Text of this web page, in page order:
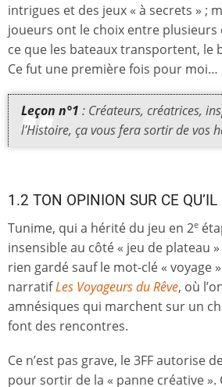
intrigues et des jeux « à secrets » ;
joueurs ont le choix entre
ce que les bateaux transportent, le
Ce fut une première fois pour moi…
Leçon n°1 : Créateurs, créatrices,
l’Histoire, ça vous fera sortir de vos
1.2 TON OPINION SUR CE
Tunime, qui a hérité du jeu en 2e
insensible au côté « jeu de plateau »
rien gardé sauf le mot-clé « voyage
narratifLes Voyageurs du Rêve, où
amnésiques qui marchent sur un
font des rencontres.
Ce n’est pas grave, le 3FF autorise
pour sortir de la « panne créative ».